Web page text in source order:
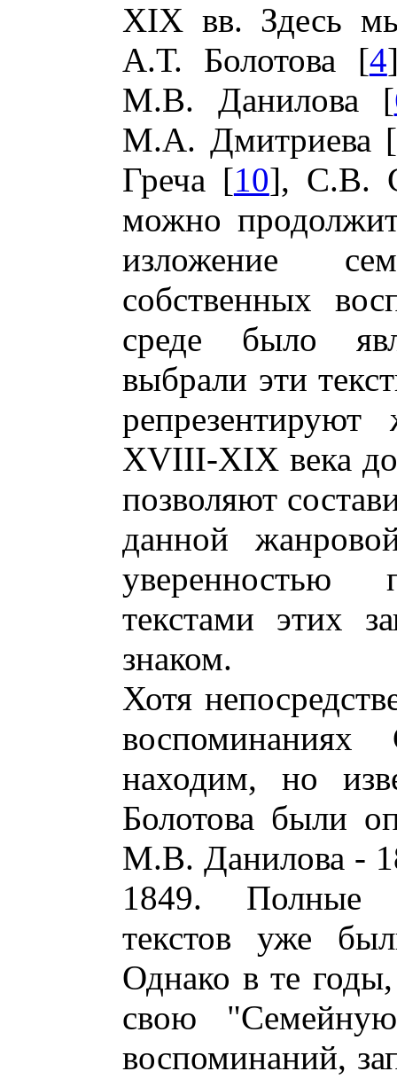
XIX вв. Здесь
А.Т. Болотова [4
М.В. Данилова [
М.А. Дмитриева [
Греча [10], С.В.
можно
изложение
собственных
среде было
выбрали эти
XVIII-XIX века
позволяют
данной
текстами этих
знаком.
Хотя
находим, но
Болотова были
М.В. Данилова -
1849. Полные
текстов уже
Однако в те
свою
воспоминаний,